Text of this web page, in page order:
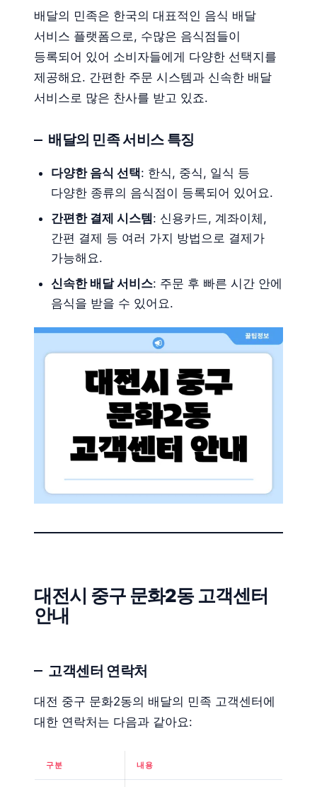
배달의 민족은 한국의 대표적인 음식 배달
서비스 플랫폼으로, 수많은 음식점들이
등록되어 있어 소비자들에게 다양한 선택지를
제공해요. 간편한 주문 시스템과 신속한 배달
서비스로 많은 찬사를 받고 있죠.
배달의 민족 서비스 특징
다양한 음식 선택: 한식, 중식, 일식 등
다양한 종류의 음식점이 등록되어 있어요.
간편한 결제 시스템 : 신용카드, 계좌이체,
간편 결제 등 여러 가지 방법으로 결제가
가능해요.
신속한 배달 서비스: 주문 후 빠른 시간 안에
음식을 받을 수 있어요.
대전시 중구 문화2동 고객센터
안내
고객센터 연락처
대전 중구 문화2동의 배달의 민족 고객센터에
대한 연락처는 다음과 같아요:
구분 내용